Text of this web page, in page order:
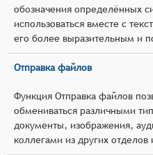
обозначения определённых
использоваться вместе с
его более выразительным и
Отправка файлов
Функция Отправка файлов
обмениваться различными
документы, изображения,
коллегами из других